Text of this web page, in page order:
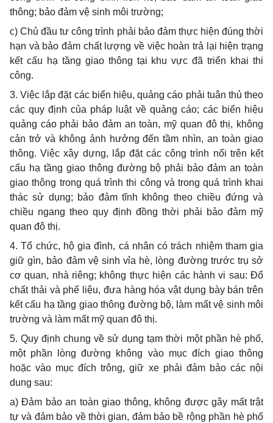
thông; bảo đảm vệ sinh môi trường;
c) Chủ đầu tư công trình phải bảo đảm thực hiện đúng thời
hạn và bảo đảm chất lượng về việc hoàn trả lại hiện trạng
kết cấu hạ tầng giao thông tại khu vực đã triển khai thi
công.
3. Việc lắp đặt các biển hiệu, quảng cáo phải tuân thủ theo
các quy định của pháp luật về quảng cáo; các biển hiệu
quảng cáo phải bảo đảm an toàn, mỹ quan đô thị, không
cản trở và không ảnh hưởng đến tầm nhìn, an toàn giao
thông. Việc xây dựng, l ắp đặt các công trình nổi trên kết
cấu hạ tầng giao thông đường bộ phải bảo đảm an toàn
giao thông trong quá trình thi công và trong quá trình khai
thác sử dụng; bảo đảm tĩnh không theo chiều đứng và
chiều ngang theo quy định đồng thời phải bảo đảm mỹ
quan đô thị.
4. Tổ chức, hộ gia đình, cá nhân có trách nhiệm tham gia
giữ gìn, bảo đảm vệ sinh vỉa hè, lòng đường trước trụ sở
cơ quan, nhà riêng; không thực hiện các hành vi sau: Đổ
chất thải và phế liệu, đưa hàng hóa vật dụng bày bán trên
kết cấu hạ tầng giao thông đường bộ, làm mất vệ sinh môi
trường và làm mất mỹ quan đô thị.
5. Quy định chung về sử dụng tạm thời một phần hè phố,
một phần lòng đường không vào mục đích giao thông
hoặc vào mục đích trông, giữ xe phải đảm bảo các nội
dung sau:
a) Đảm bảo an toàn giao thông, không được gây mất trật
tự và đảm bảo về thời gian, đảm bảo bề rộng phần hè phố